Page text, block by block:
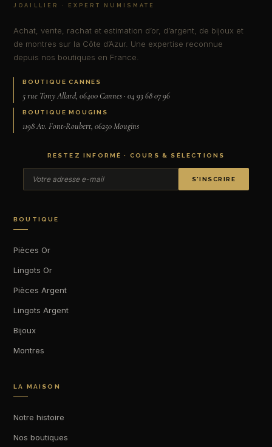
JOAILLIER · EXPERT NUMISMATE
Achat, vente, rachat et estimation d’or, d’argent, de bijoux et
de montres sur la Côte d’Azur. Une expertise reconnue
depuis nos boutiques en France.
BOUTIQUE CANNES
5 rue Tony Allard, 06400 Cannes · 04 93 68 07 96
BOUTIQUE MOUGINS
1198 Av. Font-Roubert, 06250 Mougins
RESTEZ INFORMÉ · COURS & SÉLECTIONS
S’INSCRIRE
BOUTIQUE
Pièces Or
Lingots Or
Pièces Argent
Lingots Argent
Bijoux
Montres
LA MAISON
Notre histoire
Nos boutiques